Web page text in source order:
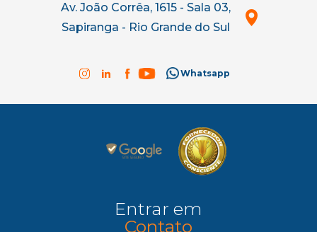
Av. João Corrêa, 1615 - Sala 03,
Sapiranga - Rio Grande do Sul
Whatsapp
Entrar em
Contato